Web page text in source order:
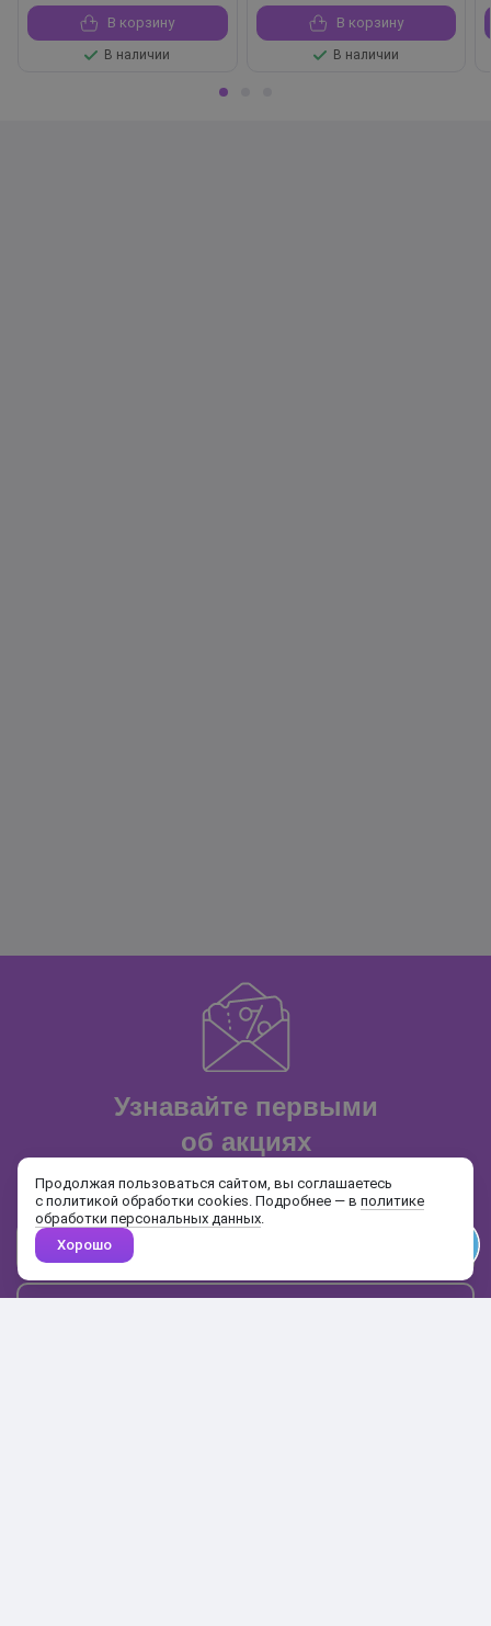
В корзину
В наличии
В корзину
В наличии
Узнавайте первыми
об акциях
и распродажах
Почта
Продолжая пользоваться сайтом, вы соглашаетесь
с политикой обработки cookies. Подробнее — в политике
обработки персональных данных.
Хорошо